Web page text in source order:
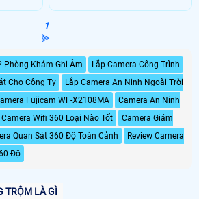
1
⫸
Phòng Khám Ghi Âm
Lắp Camera Công Trình
Cho Công Ty
Lắp Camera An Ninh Ngoài Trời
Fujicam WF-X2108MA
Camera An Ninh
Camera Wifi 360 Loại Nào Tốt
Camera Giám
Quan Sát 360 Độ Toàn Cảnh
Review Camera
Độ
TRỘM LÀ GÌ